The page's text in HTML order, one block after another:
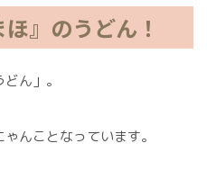
』のうどん！
ん」。
んことなっています。